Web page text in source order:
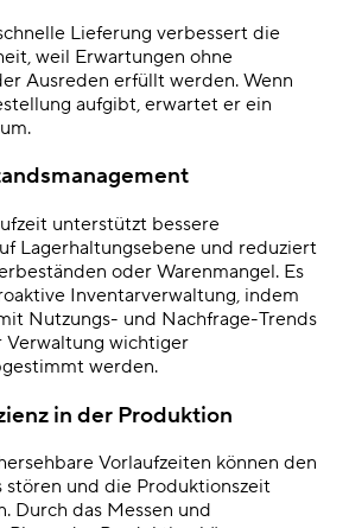
Lieferung verbessert die
weil Erwartungen ohne
Ausreden erfüllt werden. Wenn
aufgibt, erwartet er ein
unterstützt bessere
Lagerhaltungsebene und reduziert
oder Warenmangel. Es
Inventarverwaltung, indem
Nutzungs- und Nachfrage-Trends
Verwaltung wichtiger
werden.
in der Produktion
Vorlaufzeiten können den
stören und die Produktionszeit
Durch das Messen und